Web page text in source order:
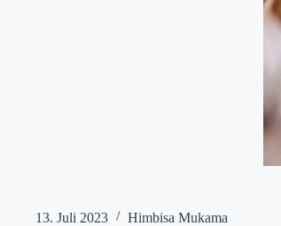
13. Juli 2023 Himbisa Mukama